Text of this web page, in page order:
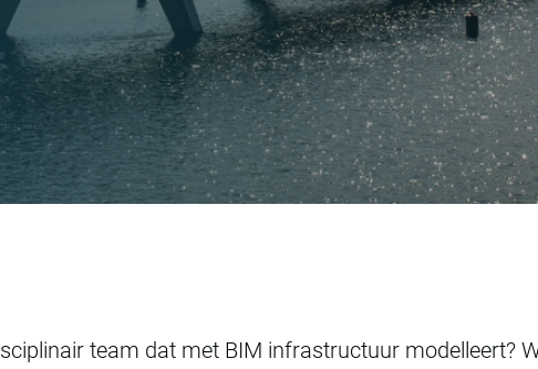
team dat met BIM infrastructuur modelleert?